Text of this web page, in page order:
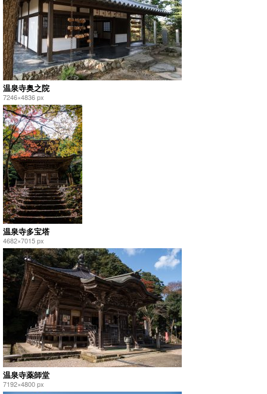
温泉寺奥之院
7246×4836 px
温泉寺多宝塔
4682×7015 px
温泉寺薬師堂
7192×4800 px